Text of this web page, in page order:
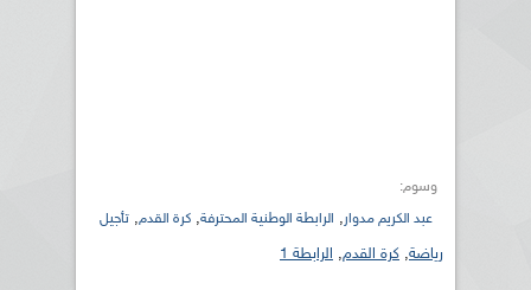
وسوم:
عبد الكريم مدوار, الرابطة الوطنية المحترفة, كرة القدم, تأجيل
رياضة, كرة القدم, الرابطة 1